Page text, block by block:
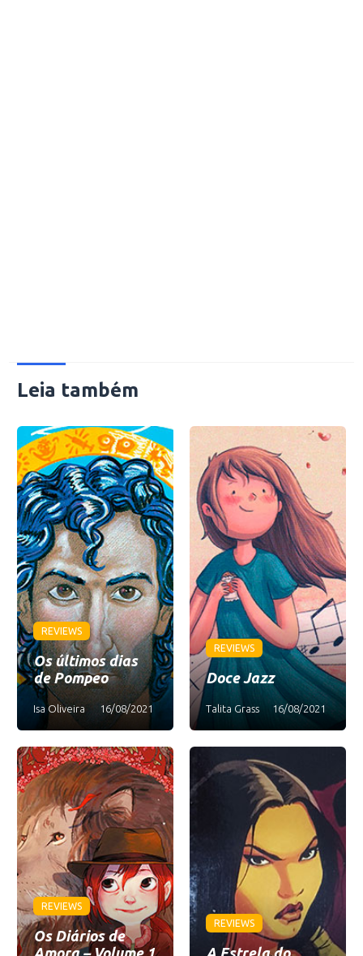
Leia também
REVIEWS
Os últimos dias
de Pompeo
Isa Oliveira 16/08/2021
REVIEWS
Doce Jazz
Talita Grass 16/08/2021
REVIEWS
Os Diários de
REVIEWS